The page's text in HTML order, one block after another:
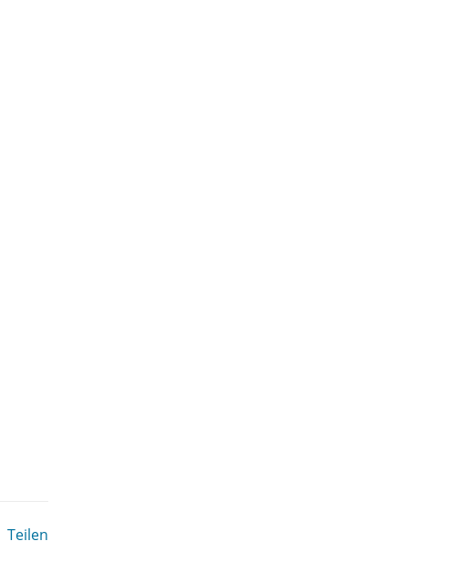
Teilen